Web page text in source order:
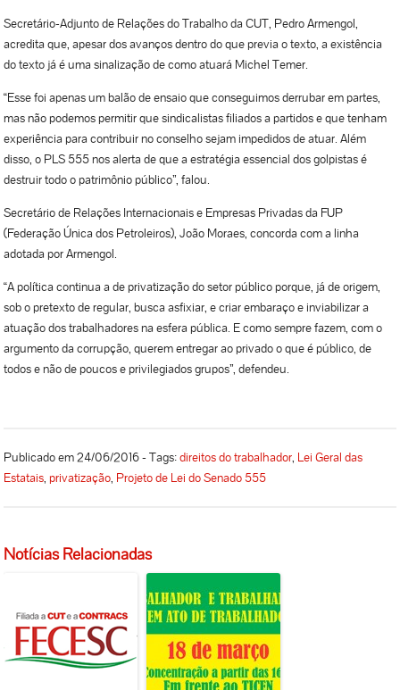
Secretário-Adjunto de Relações do Trabalho da CUT, Pedro Armengol,
acredita que, apesar dos avanços dentro do que previa o texto, a existência
do texto já é uma sinalização de como atuará Michel Temer.
“Esse foi apenas um balão de ensaio que conseguimos derrubar em partes,
mas não podemos permitir que sindicalistas filiados a partidos e que tenham
experiência para contribuir no conselho sejam impedidos de atuar. Além
disso, o PLS 555 nos alerta de que a estratégia essencial dos golpistas é
destruir todo o patrimônio público”, falou.
Secretário de Relações Internacionais e Empresas Privadas da FUP
(Federação Única dos Petroleiros), João Moraes, concorda com a linha
adotada por Armengol.
“A política continua a de privatização do setor público porque, já de origem,
sob o pretexto de regular, busca asfixiar, e criar embaraço e inviabilizar a
atuação dos trabalhadores na esfera pública. E como sempre fazem, com o
argumento da corrupção, querem entregar ao privado o que é público, de
todos e não de poucos e privilegiados grupos”, defendeu.
Publicado em 24/06/2016 - Tags:direitos do trabalhador, Lei Geral das
Estatais,privatização, Projeto de Lei do Senado 555
Notícias Relacionadas